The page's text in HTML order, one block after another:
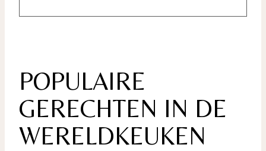
POPULAIRE
GERECHTEN IN DE
WERELDKEUKEN